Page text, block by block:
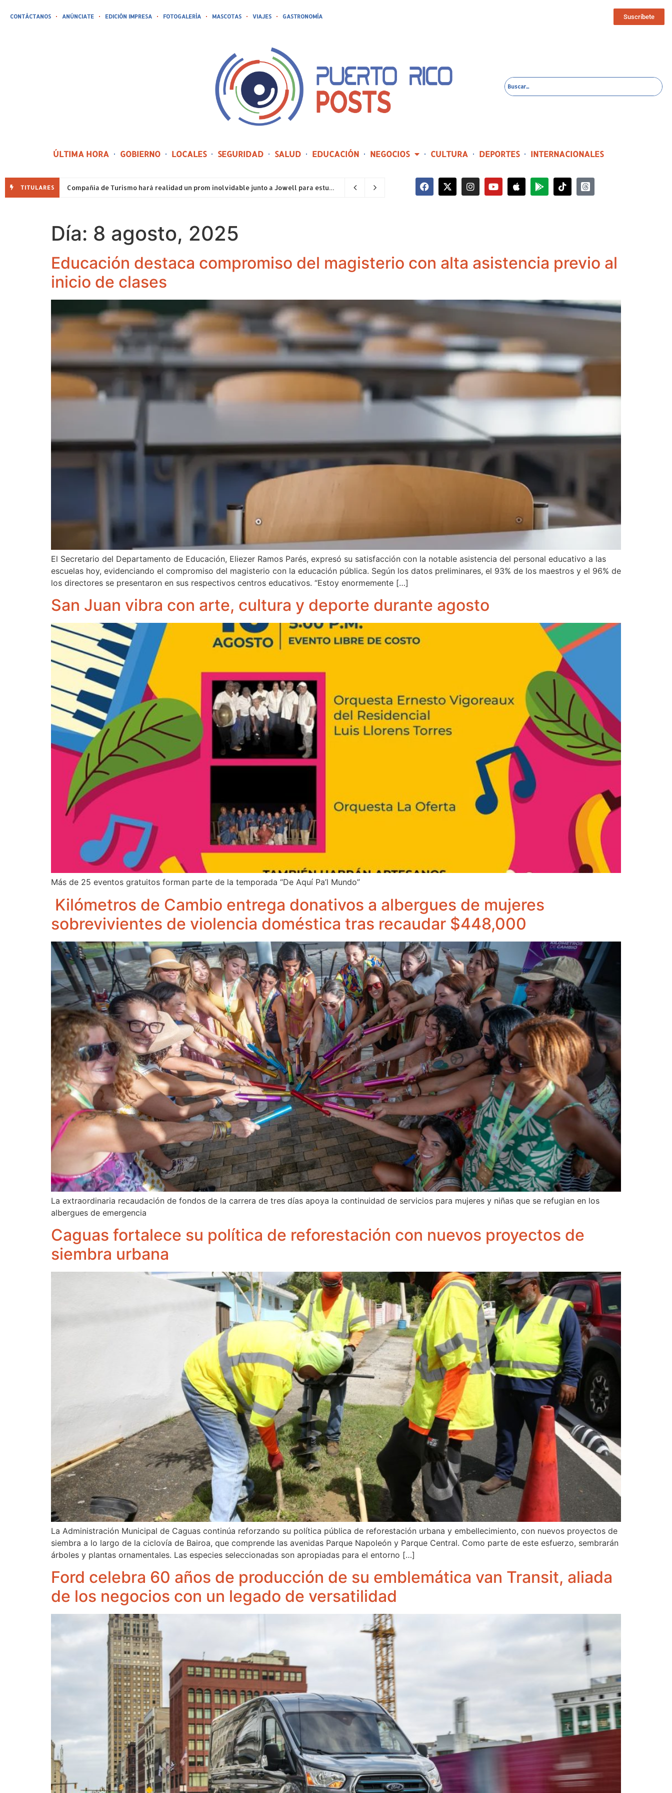
CONTÁCTANOS ANÚNCIATE EDICIÓN IMPRESA FOTOGALERÍA MASCOTAS VIAJES GASTRONOMÍA Suscríbete
ÚLTIMA HORA GOBIERNO LOCALES SEGURIDAD SALUD EDUCACIÓN NEGOCIOS CULTURA DEPORTES INTERNACIONALES
TITULARES Compañía de Turismo hará realidad un prom inolvidable junto a Jowell para estudiantes de la Escuela Gabriela Mistral 8 horas ago
Día: 8 agosto, 2025
Educación destaca compromiso del magisterio con alta asistencia previo al
inicio de clases
El Secretario del Departamento de Educación, Eliezer Ramos Parés, expresó su satisfacción con la notable asistencia del personal educativo a las
escuelas hoy, evidenciando el compromiso del magisterio con la educación pública. Según los datos preliminares, el 93% de los maestros y el 96% de
los directores se presentaron en sus respectivos centros educativos. “Estoy enormemente […]
San Juan vibra con arte, cultura y deporte durante agosto
Más de 25 eventos gratuitos forman parte de la temporada “De Aquí Pa’l Mundo”
Kilómetros de Cambio entrega donativos a albergues de mujeres
sobrevivientes de violencia doméstica tras recaudar $448,000
La extraordinaria recaudación de fondos de la carrera de tres días apoya la continuidad de servicios para mujeres y niñas que se refugian en los
albergues de emergencia
Caguas fortalece su política de reforestación con nuevos proyectos de
siembra urbana
La Administración Municipal de Caguas continúa reforzando su política pública de reforestación urbana y embellecimiento, con nuevos proyectos de
siembra a lo largo de la ciclovía de Bairoa, que comprende las avenidas Parque Napoleón y Parque Central. Como parte de este esfuerzo, sembrarán
árboles y plantas ornamentales. Las especies seleccionadas son apropiadas para el entorno […]
Ford celebra 60 años de producción de su emblemática van Transit, aliada
de los negocios con un legado de versatilidad